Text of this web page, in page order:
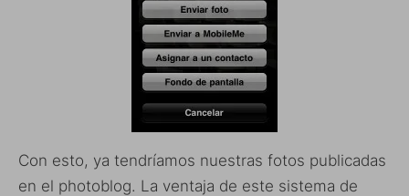
Con esto, ya tendríamos nuestras fotos publicadas
en el photoblog. La ventaja de este sistema de